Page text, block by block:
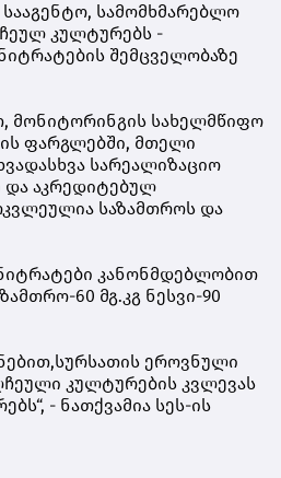
სამომხმარებლო
კულტურებს -
შემცველობაზე
მონიტორინგის სახელმწიფო
ფარგლებში, მთელი
სარეალიზაციო
და აკრედიტებულ
საზამთროს და
კანონმდებლობით
60 მგ.კგ ნესვი-90
ეროვნული
კულტურების კვლევას
- ნათქვამია სეს-ის